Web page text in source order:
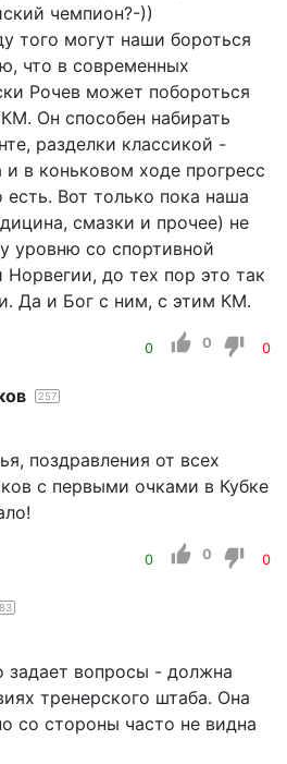
чемпион?-))
того могут наши бороться
что в современных
Рочев может побороться
Он способен набирать
разделки классикой -
в коньковом ходе прогресс
Вот только пока наша
смазки и прочее) не
уровню со спортивной
до тех пор это так
Да и Бог с ним, с этим КМ.
0 0 0
257
поздравления от всех
с первыми очками в Кубке
0 0 0
задает вопросы - должна
тренерского штаба. Она
со стороны часто не видна